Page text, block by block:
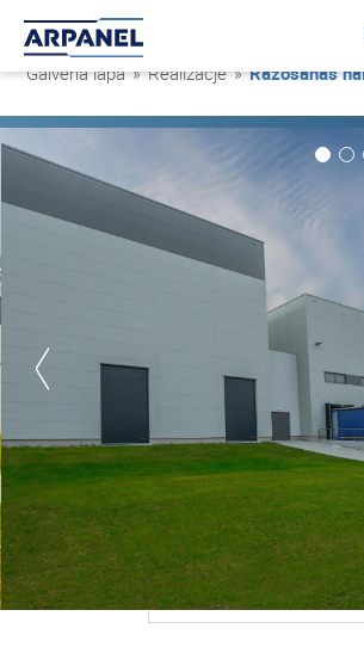
Galvenā lapa » Realizacje »Ražošanas